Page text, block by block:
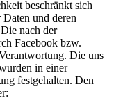
beschränkt sich
und deren
nach der
Facebook bzw.
Die uns
in einer
festgehalten. Den